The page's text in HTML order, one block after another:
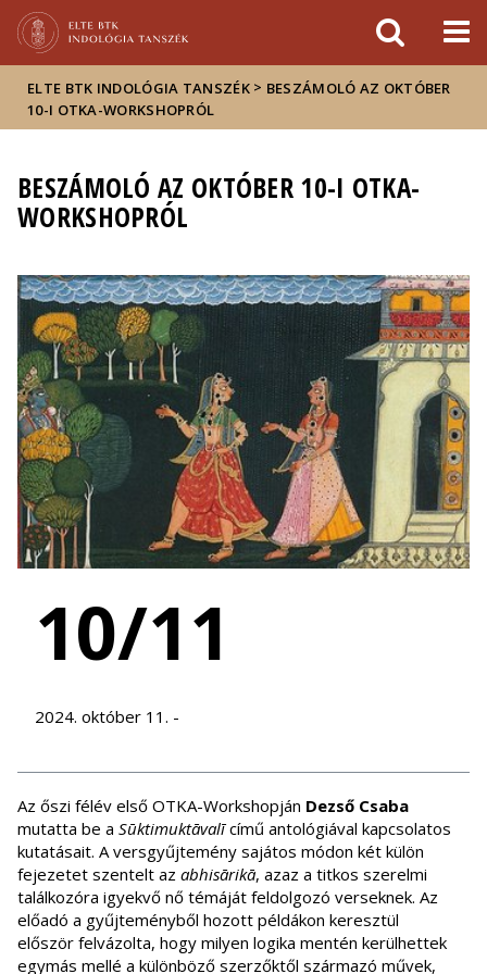
sajtóban
ELTE BTK INDOLÓGIA TANSZÉK > BESZÁMOLÓ AZ OKTÓBER
10-I OTKA-WORKSHOPRÓL
BESZÁMOLÓ AZ OKTÓBER 10-I OTKA-
WORKSHOPRÓL
10/11
2024. október 11. -
Az őszi félév első OTKA-Workshopján Dezső Csaba
mutatta be a Sūktimuktāvalīcímű antológiával kapcsolatos
kutatásait. A versgyűjtemény sajátos módon két külön
fejezetet szentelt az abhisārikā, azaz a titkos szerelmi
találkozóra igyekvő nő témáját feldolgozó verseknek. Az
előadó a gyűjteményből hozott példákon keresztül
először felvázolta, hogy milyen logika mentén kerülhettek
egymás mellé a különböző szerzőktől származó művek,